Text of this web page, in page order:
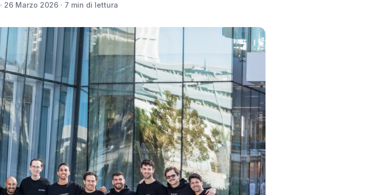
· 26 Marzo 2026 · 7 min di lettura